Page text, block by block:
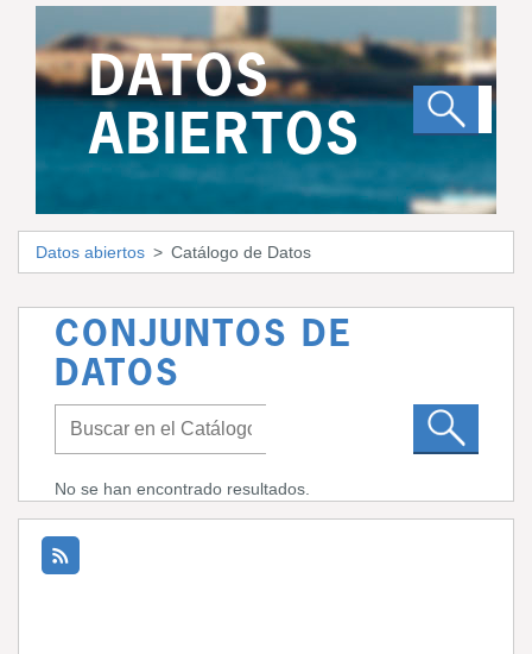
DATOS
ABIERTOS
Datos abiertos Catálogo de Datos
CONJUNTOS DE
DATOS
No se han encontrado resultados.